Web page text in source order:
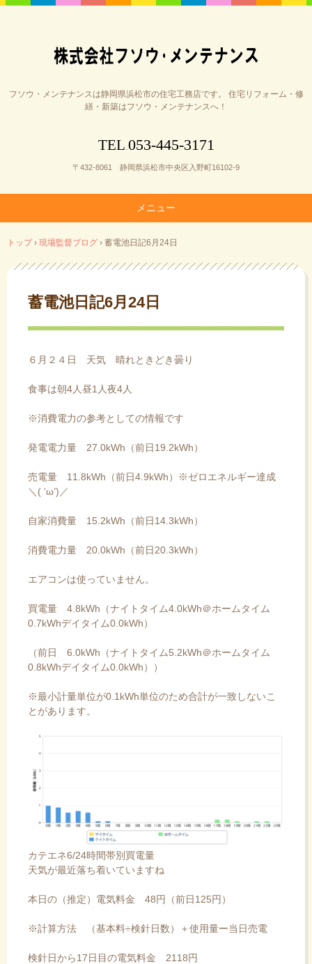
フソウ・メンテナンスは静岡県浜松市の住宅工務店です。 住宅リフォーム・修
繕・新築はフソウ・メンテナンスへ！
TEL 053-445-3171
〒432-8061 静岡県浜松市中央区入野町16102-9
メニュー
ン
テ
トップ › 現場監督ブログ › 蓄電池日記6月24日
蓄電池日記6月24日
６月２４日 天気 晴れときどき曇り
食事は朝4人昼1人夜4人
※消費電力の参考としての情報です
発電電力量 27.0kWh（前日19.2kWh）
売電量 11.8kWh（前日4.9kWh）※ゼロエネルギー達成
＼( ‘ω’)／
自家消費量 15.2kWh（前日14.3kWh）
消費電力量 20.0kWh（前日20.3kWh）
エアコンは使っていません。
買電量 4.8kWh（ナイトタイム4.0kWh＠ホームタイム
0.7kWhデイタイム0.0kWh）
（前日 6.0kWh（ナイトタイム5.2kWh＠ホームタイム
0.8kWhデイタイム0.0kWh））
※最小計量単位が0.1kWh単位のため合計が一致しないこ
とがあります。
カテエネ6/24時間帯別買電量
天気が最近落ち着いていますね
本日の（推定）電気料金 48円（前日125円）
※計算方法 （基本料÷検針日数）＋使用量ー当日売電
検針日から17日目の電気料金 2118円